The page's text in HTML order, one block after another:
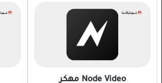
Node Video مهكر